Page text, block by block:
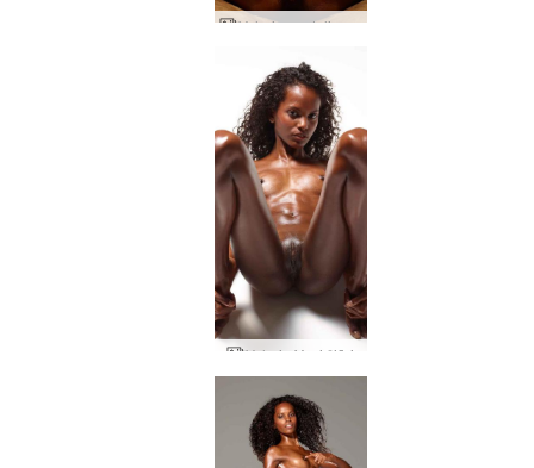
Valerie modelio aistra
Valerie Yoni žiūri